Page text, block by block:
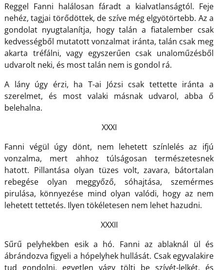
Reggel Fanni halálosan fáradt a kialvatlanságtól. Feje
nehéz, tagjai törődöttek, de szíve még elgyötörtebb. Az a
gondolat nyugtalanítja, hogy talán a fiatalember csak
kedvességből mutatott vonzalmat iránta, talán csak meg
akarta tréfálni, vagy egyszerűen csak unaloműzésből
udvarolt neki, és most talán nem is gondol rá.
A lány úgy érzi, ha T-ai Józsi csak tettette iránta a
szerelmet, és most valaki másnak udvarol, abba ő
belehalna.
XXXI
Fanni végül úgy dönt, nem lehetett színlelés az ifjú
vonzalma, mert ahhoz túlságosan természetesnek
hatott. Pillantása olyan tüzes volt, zavara, bátortalan
rebegése olyan meggyőző, sóhajtása, szemérmes
pirulása, könnyezése mind olyan valódi, hogy az nem
lehetett tettetés. Ilyen tökéletesen nem lehet hazudni.
XXXII
Sűrű pelyhekben esik a hó. Fanni az ablaknál ül és
ábrándozva figyeli a hópelyhek hullását. Csak egyvalakire
tud gondolni, egyetlen vágy tölti be szívét-lelkét, és